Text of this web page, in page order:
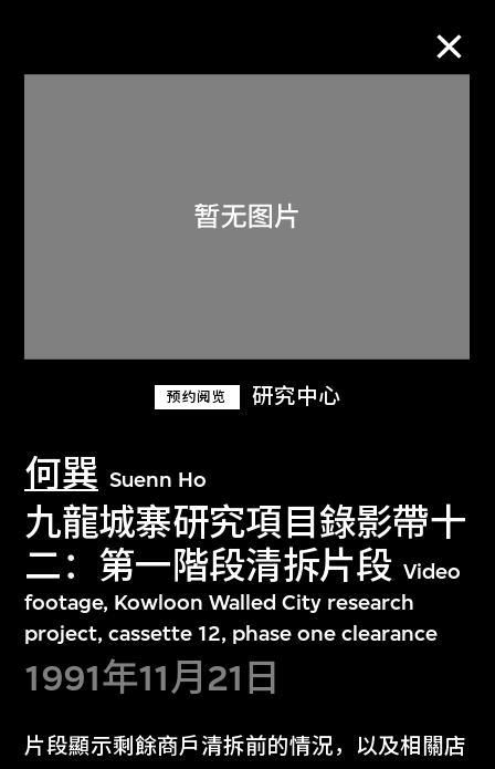
预约阅览 研究中心
何巽 Suenn Ho
九龍城寨研究項目錄影帶十
二：第一階段清拆片段 Video
footage, Kowloon Walled City research
project, cassette 12, phase one clearance
1991年11月21日
片段顯示剩餘商戶清拆前的情況，以及相關店
关于M+藏品
探索世界顶级的二十及二十一世纪视觉
文化藏品。